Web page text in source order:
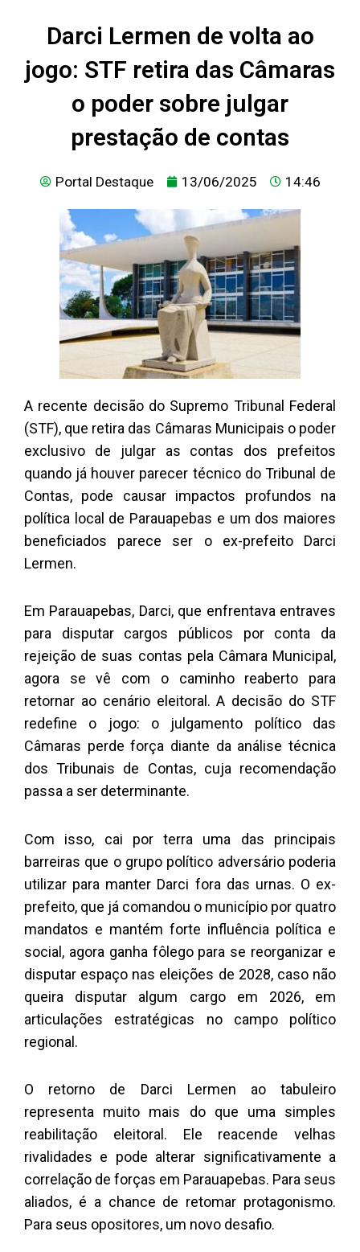
Darci Lermen de volta ao
jogo: STF retira das Câmaras
o poder sobre julgar
prestação de contas
Portal Destaque 13/06/2025 14:46
A recente decisão do Supremo Tribunal Federal
(STF), que retira das Câmaras Municipais o poder
exclusivo de julgar as contas dos prefeitos
quando já houver parecer técnico do Tribunal de
Contas, pode causar impactos profundos na
política local de Parauapebas e um dos maiores
beneficiados parece ser o ex-prefeito Darci
Lermen.
Em Parauapebas, Darci, que enfrentava entraves
para disputar cargos públicos por conta da
rejeição de suas contas pela Câmara Municipal,
agora se vê com o caminho reaberto para
retornar ao cenário eleitoral. A decisão do STF
redefine o jogo: o julgamento político das
Câmaras perde força diante da análise técnica
dos Tribunais de Contas, cuja recomendação
passa a ser determinante.
Com isso, cai por terra uma das principais
barreiras que o grupo político adversário poderia
utilizar para manter Darci fora das urnas. O ex-
prefeito, que já comandou o município por quatro
mandatos e mantém forte influência política e
social, agora ganha fôlego para se reorganizar e
disputar espaço nas eleições de 2028, caso não
queira disputar algum cargo em 2026, em
articulações estratégicas no campo político
regional.
O retorno de Darci Lermen ao tabuleiro
representa muito mais do que uma simples
reabilitação eleitoral. Ele reacende velhas
rivalidades e pode alterar significativamente a
correlação de forças em Parauapebas. Para seus
aliados, é a chance de retomar protagonismo.
Para seus opositores, um novo desafio.